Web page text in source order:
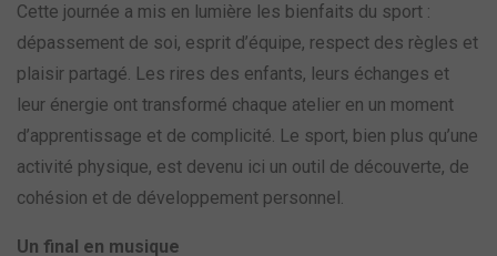
Cette journée a mis en lumière les bienfaits du sport :
dépassement de soi, esprit d’équipe, respect des règles et
plaisir partagé. Les rires des enfants, leurs échanges et
leur énergie ont transformé chaque atelier en un moment
d’apprentissage et de complicité. Le sport, bien plus qu’une
activité physique, est devenu ici un outil de découverte, de
cohésion et de développement personnel.
Un final en musique